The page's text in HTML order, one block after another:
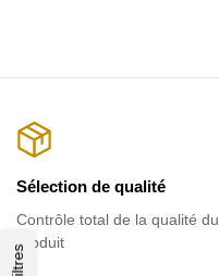
Sélection de qualité
Contrôle total de la qualité du
produit